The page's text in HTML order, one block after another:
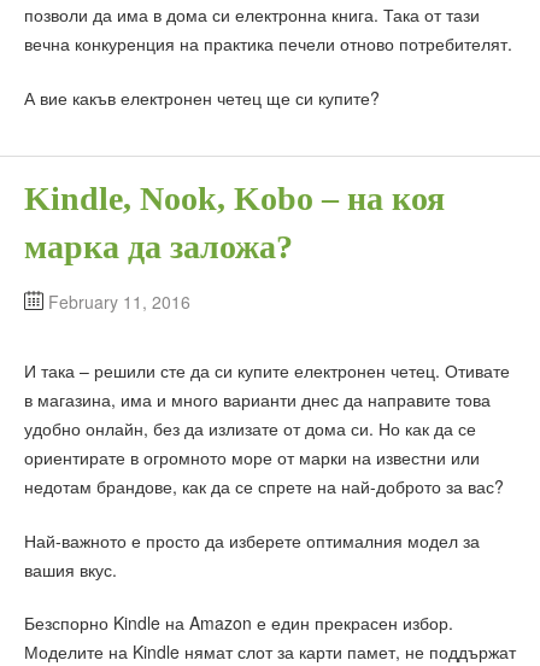
позволи да има в дома си електронна книга. Така от тази
вечна конкуренция на практика печели отново потребителят.
А вие какъв електронен четец ще си купите?
Kindle, Nook, Kobo – на коя
марка да заложа?
February 11, 2016
И така – решили сте да си купите електронен четец. Отивате
в магазина, има и много варианти днес да направите това
удобно онлайн, без да излизате от дома си. Но как да се
ориентирате в огромното море от марки на известни или
недотам брандове, как да се спрете на най-доброто за вас?
Най-важното е просто да изберете оптималния модел за
вашия вкус.
Безспорно Kindle на Amazon е един прекрасен избор.
Моделите на Kindle нямат слот за карти памет, не поддържат